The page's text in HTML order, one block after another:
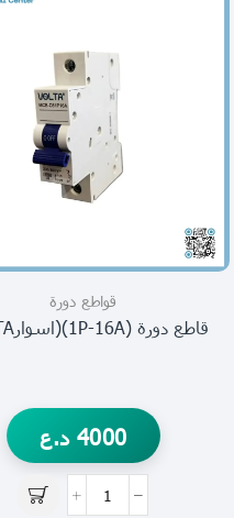
قواطع دورة
قاطع دورة (1P-16A)(اسوارVOLTA)
4000 د.ع